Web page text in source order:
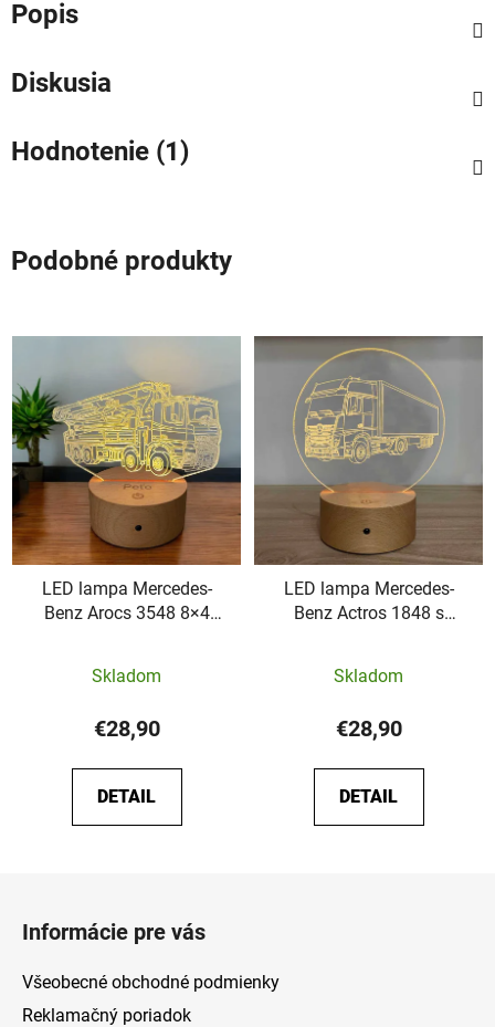
Popis
Diskusia
Hodnotenie (1)
Podobné produkty
LED lampa Mercedes-
Benz Arocs 3548 8×4
hodnotenie
produktu
je
5,0
z
Skladom
€28,90
DETAIL
LED lampa Mercedes-
Benz Actros 1848 s
hodnotenie
produktu
je
5,0
z
Skladom
€28,90
DETAIL
Informácie pre vás
Všeobecné obchodné podmienky
Reklamačný poriadok